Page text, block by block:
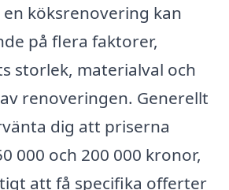
köksrenovering kan
på flera faktorer,
storlek, materialval och
renoveringen. Generellt
dig att priserna
000 och 200 000 kronor,
att få specifika offerter